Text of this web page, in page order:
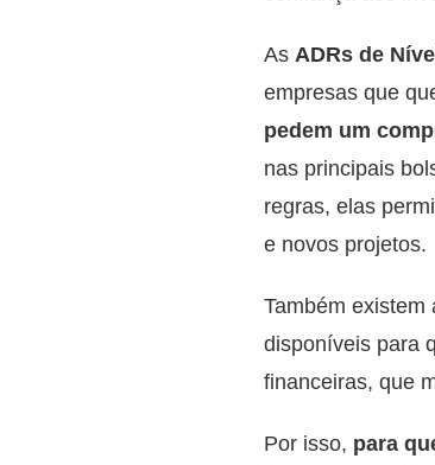
As ADRs de
empresas que
pedem um
nas principais
regras, elas
e novos projetos.
Também existem
disponíveis para
financeiras, que
Por isso, para